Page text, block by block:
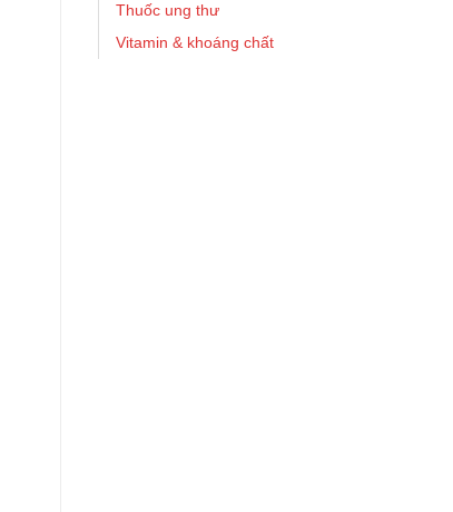
Thuốc ung thư
Vitamin & khoáng chất